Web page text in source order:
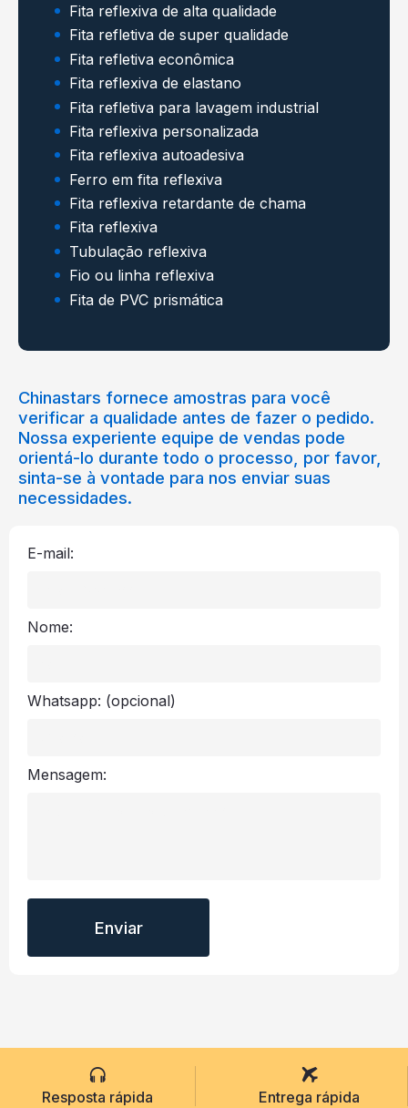
Fita reflexiva de alta qualidade
Fita refletiva de super qualidade
Fita refletiva econômica
Fita reflexiva de elastano
Fita refletiva para lavagem industrial
Fita reflexiva personalizada
Fita reflexiva autoadesiva
Ferro em fita reflexiva
Fita reflexiva retardante de chama
Fita reflexiva
Tubulação reflexiva
Fio ou linha reflexiva
Fita de PVC prismática
Chinastars fornece amostras para você
verificar a qualidade antes de fazer o pedido.
Nossa experiente equipe de vendas pode
orientá-lo durante todo o processo, por favor,
sinta-se à vontade para nos enviar suas
necessidades.
E-mail:
Nome:
Whatsapp: (opcional)
Mensagem:
Resposta rápida Entrega rápida